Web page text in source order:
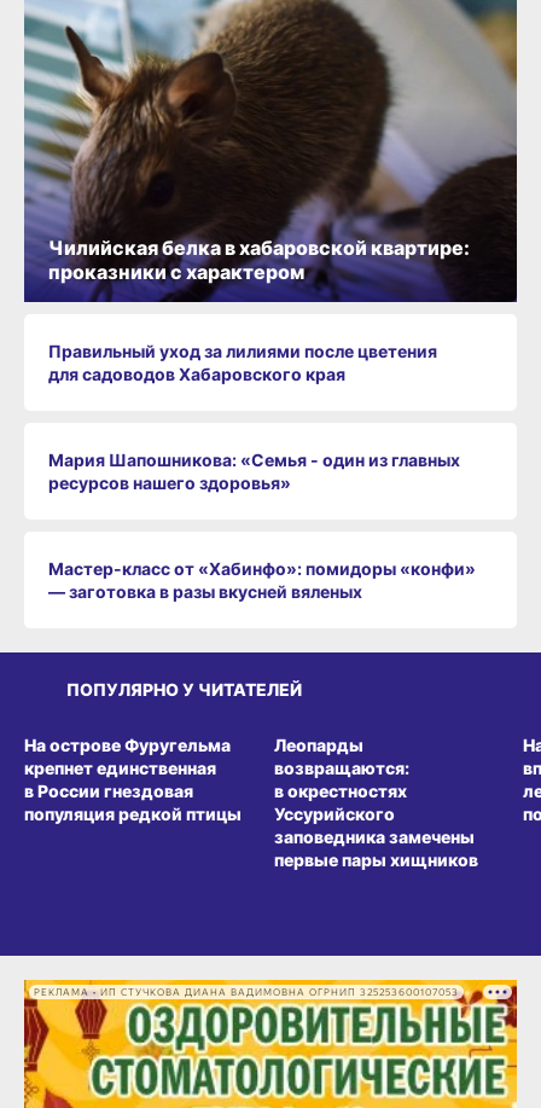
Правильный уход за лилиями после цветения
для садоводов Хабаровского края
Мария Шапошникова: «Семья - один из главных
ресурсов нашего здоровья»
Мастер-класс от «Хабинфо»: помидоры «конфи»
— заготовка в разы вкусней вяленых
Чилийская белка в хабаровской квартире:
проказники с характером
ПОПУЛЯРНО У ЧИТАТЕЛЕЙ
На острове Фуругельма
крепнет единственная
в России гнездовая
популяция редкой птицы
Леопарды
возвращаются:
в окрестностях
Уссурийского
заповедника замечены
первые пары хищников
РЕКЛАМА • ИП СТУЧКОВА ДИАНА ВАДИМОВНА ОГРНИП 325253600107053